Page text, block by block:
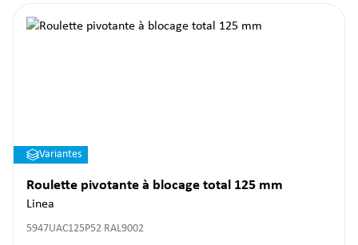
Variantes
Roulette pivotante à blocage total 125 mm
Linea
5947UAC125P52 RAL9002